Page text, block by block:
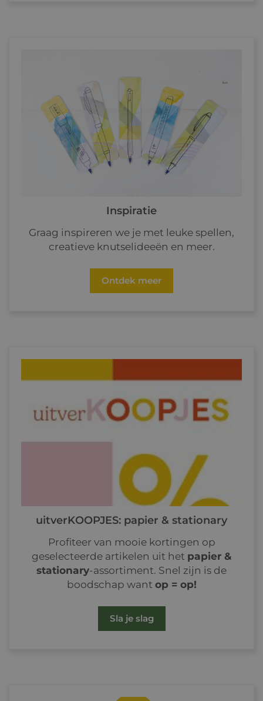
Inspiratie
Graag inspireren we je met leuke spellen,
creatieve knutselideeën en meer.
Ontdek meer
uitverKOOPJES: papier & stationary
Profiteer van mooie kortingen op
geselecteerde artikelen uit het papier &
stationary-assortiment. Snel zijn is de
boodschap want op = op!
Sla je slag